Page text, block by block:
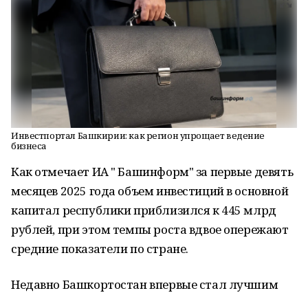
Инвестпортал Башкирии: как регион упрощает ведение
бизнеса
Как отмечает ИА " Башинформ" за первые девять
месяцев 2025 года объем инвестиций в основной
капитал республики приблизился к 445 млрд
рублей, при этом темпы роста вдвое опережают
средние показатели по стране.
Недавно Башкортостан впервые стал лучшим